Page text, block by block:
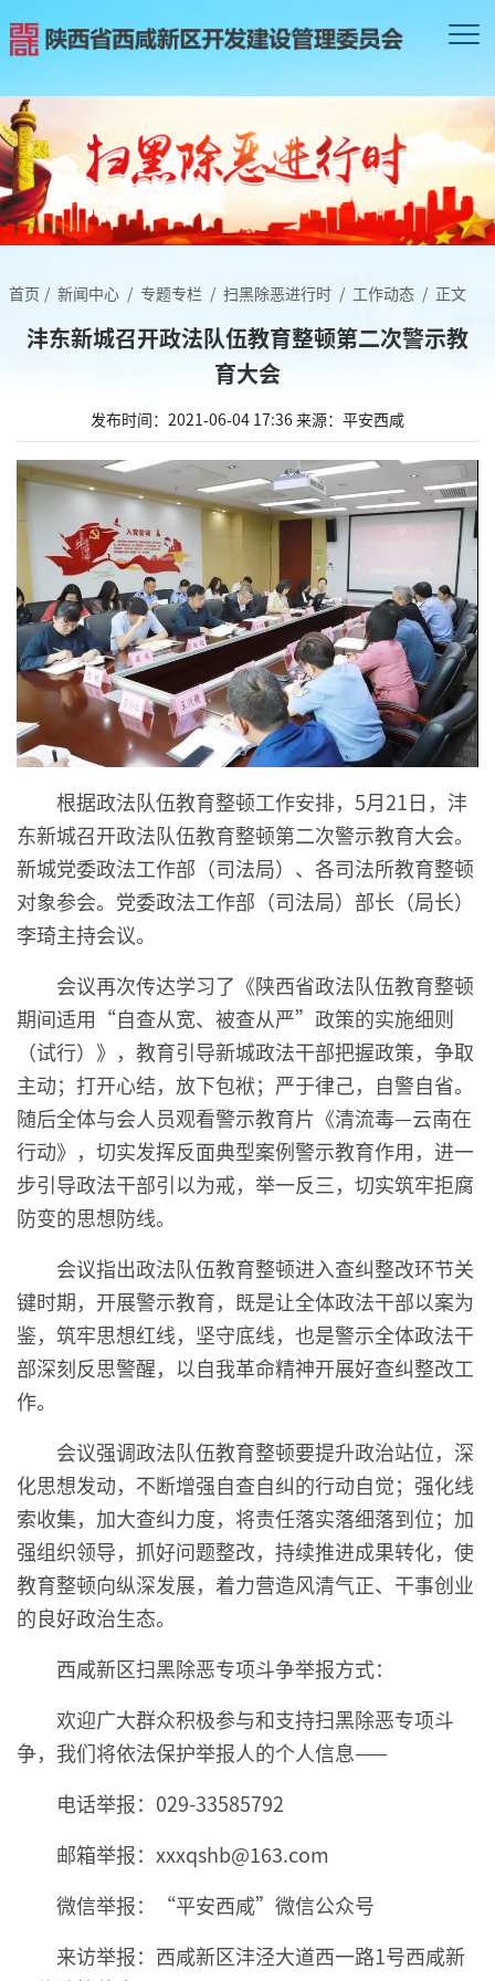
首页 / 新闻中心 / 专题专栏 / 扫黑除恶进行时 / 工作动态 / 正文
沣东新城召开政法队伍教育整顿第二次警示教
育大会
发布时间：2021-06-04 17:36来源：平安西咸
根据政法队伍教育整顿工作安排，5月21日，沣
东新城召开政法队伍教育整顿第二次警示教育大会。
新城党委政法工作部（司法局）、各司法所教育整顿
对象参会。党委政法工作部（司法局）部长（局长）
李琦主持会议。
会议再次传达学习了《陕西省政法队伍教育整顿
期间适用“自查从宽、被查从严”政策的实施细则
（试行）》，教育引导新城政法干部把握政策，争取
主动；打开心结，放下包袱；严于律己，自警自省。
随后全体与会人员观看警示教育片《清流毒—云南在
行动》，切实发挥反面典型案例警示教育作用，进一
步引导政法干部引以为戒，举一反三，切实筑牢拒腐
防变的思想防线。
会议指出政法队伍教育整顿进入查纠整改环节关
键时期，开展警示教育，既是让全体政法干部以案为
鉴，筑牢思想红线，坚守底线，也是警示全体政法干
部深刻反思警醒，以自我革命精神开展好查纠整改工
作。
会议强调政法队伍教育整顿要提升政治站位，深
化思想发动，不断增强自查自纠的行动自觉；强化线
索收集，加大查纠力度，将责任落实落细落到位；加
强组织领导，抓好问题整改，持续推进成果转化，使
教育整顿向纵深发展，着力营造风清气正、干事创业
的良好政治生态。
西咸新区扫黑除恶专项斗争举报方式：
欢迎广大群众积极参与和支持扫黑除恶专项斗
争，我们将依法保护举报人的个人信息——
电话举报：029-33585792
邮箱举报：xxxqshb@163.com
微信举报：“平安西咸”微信公众号
来访举报：西咸新区沣泾大道西一路1号西咸新